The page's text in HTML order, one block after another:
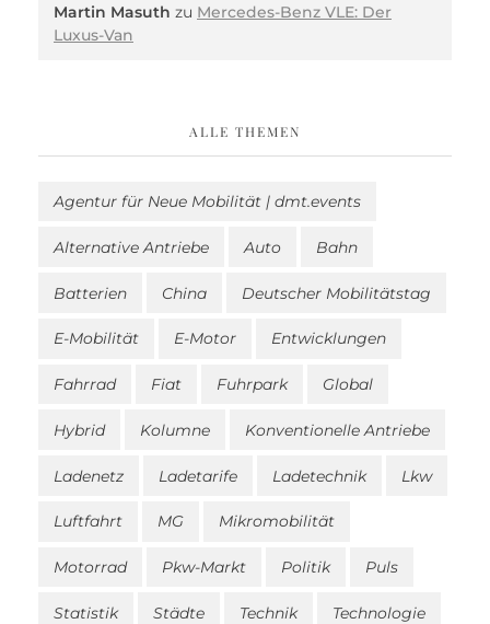
Martin Masuth zu Mercedes-Benz VLE: Der
Luxus-Van
ALLE THEMEN
Agentur für Neue Mobilität | dmt.events
Alternative Antriebe Auto Bahn
Batterien China Deutscher Mobilitätstag
E-Mobilität E-Motor Entwicklungen
Fahrrad Fiat Fuhrpark Global
Hybrid Kolumne Konventionelle Antriebe
Ladenetz Ladetarife Ladetechnik Lkw
Luftfahrt MG Mikromobilität
Motorrad Pkw-Markt Politik Puls
Statistik Städte Technik Technologie